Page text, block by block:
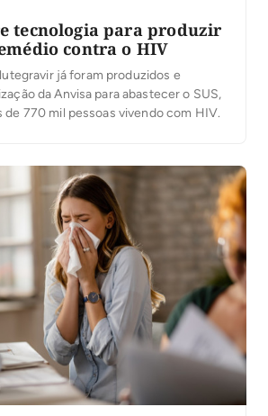
tecnologia para produzir
contra o HIV
já foram produzidos e
da Anvisa para abastecer o SUS,
de 770 mil pessoas vivendo com HIV.